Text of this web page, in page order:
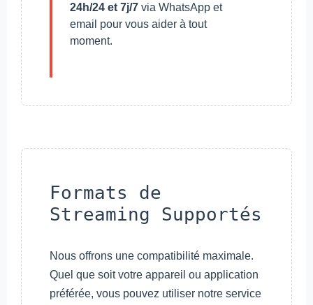
24h/24 et 7j/7 via WhatsApp et
email pour vous aider à tout
moment.
Formats de
Streaming Supportés
Nous offrons une compatibilité maximale.
Quel que soit votre appareil ou application
préférée, vous pouvez utiliser notre service